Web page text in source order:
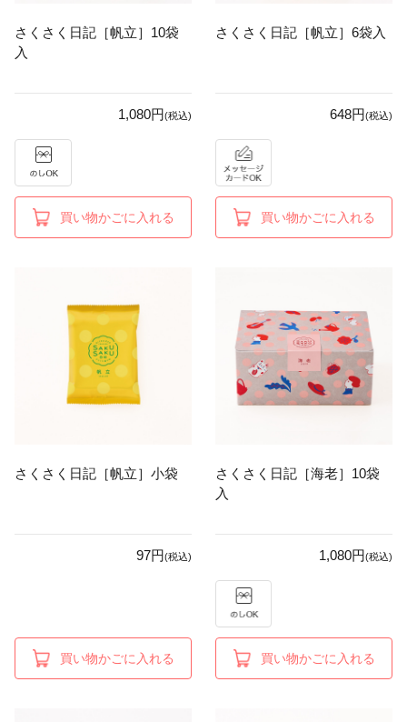
さくさく日記［帆立］10袋
入
1,080円(税込)
買い物かごに入れる
さくさく日記［帆立］6袋入
648円(税込)
買い物かごに入れる
さくさく日記［帆立］小袋
97円(税込)
買い物かごに入れる
さくさく日記［海老］10袋
入
1,080円(税込)
買い物かごに入れる